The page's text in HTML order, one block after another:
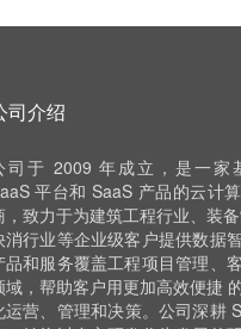
司介绍
司于 2009 年成立，是一家
平台和 SaaS 产品的云计
，致力于为建筑工程行业、装备
消行业等企业级客户提供数据
品和服务覆盖工程项目管理、
域，帮助客户用更加高效便捷
运营、管理和决策。公司深耕